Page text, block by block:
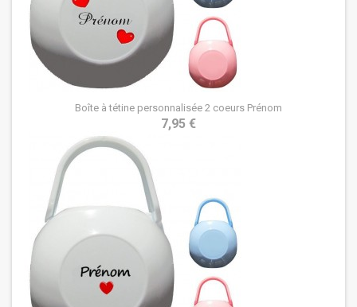
Boîte à tétine personnalisée 2 coeurs Prénom
7,95 €